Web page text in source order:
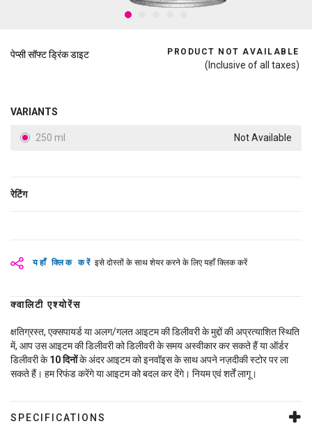
पेप्सी सॉफ्ट ड्रिंक डाइट PRODUCT NOT AVAILABLE
(Inclusive of all taxes)
VARIANTS
250 ml Not Available
रेटिंग
यहाँ क्लिक करें इसे दोस्तों के साथ शेयर करने के लिए यहाँ क्लिक करें
क्वालिटी एश्योरेंस
क्षतिग्रस्त, एक्सपायर्ड या अलग/गलत आइटम की डिलीवरी के मुद्दों की अप्रत्याशित स्थिति
में, आप उस आइटम की डिलीवरी को डिलीवरी के समय अस्वीकार कर सकते हैं या ऑर्डर
डिलीवरी के 10दिनोंके अंदर आइटम को इनवॉइस के साथ अपने नज़दीकी स्टोर पर ला
सकते हैं। हम रिफंड करेंगे या आइटम को बदल कर देंगे। नियम एवं शर्तें लागू।
SPECIFICATIONS